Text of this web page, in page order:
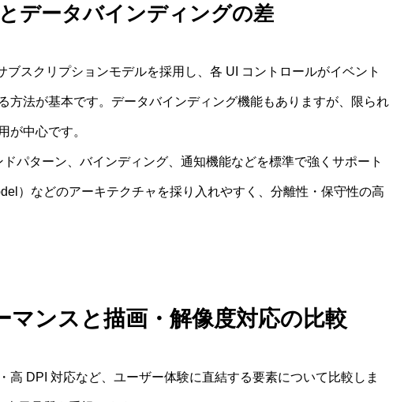
データバインディングの差
スクリプションモデルを採用し、各 UI コントロールがイベント
方法が基本です。データバインディング機能もありますが、限られ
が中心です。
パターン、バインディング、通知機能などを標準で強くサポート
）などのアーキテクチャを採り入れやすく、分離性・保守性の高
マンスと描画・解像度対応の比較
高 DPI 対応など、ユーザー体験に直結する要素について比較しま